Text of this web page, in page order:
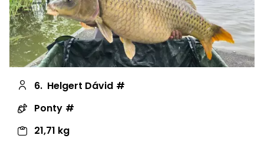
6. Helgert Dávid
Ponty
21,71 kg